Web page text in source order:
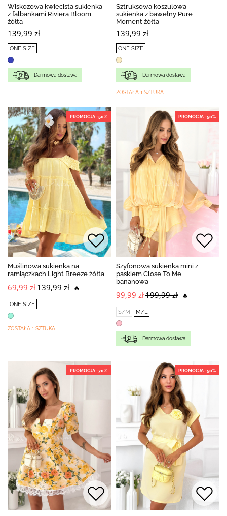
Wiskozowa kwiecista sukienka
z falbankami Riviera Bloom
żółta
139,99 zł
ONE SIZE
Darmowa dostawa
Sztruksowa koszulowa
sukienka z bawełny Pure
Moment żółta
139,99 zł
ONE SIZE
Darmowa dostawa
ZOSTAŁA 1 SZTUKA
PROMOCJA -50%
Muślinowa sukienka na
ramiączkach Light Breeze żółta
69,99 zł139,99 zł 🔥
ONE SIZE
ZOSTAŁA 1 SZTUKA
PROMOCJA -50%
Szyfonowa sukienka mini z
paskiem Close To Me
bananowa
99,99 zł199,99 zł 🔥
S/M M/L
Darmowa dostawa
PROMOCJA -70% PROMOCJA -50%